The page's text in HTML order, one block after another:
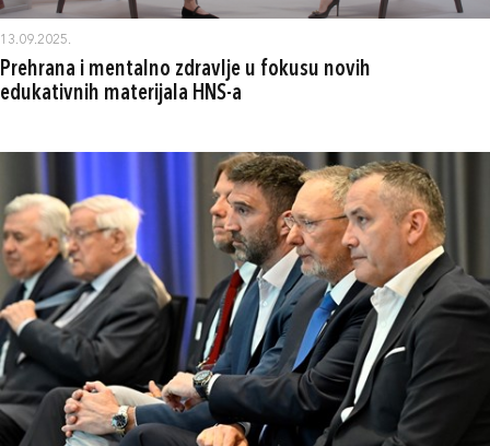
13.09.2025.
Prehrana i mentalno zdravlje u fokusu novih
edukativnih materijala HNS-a